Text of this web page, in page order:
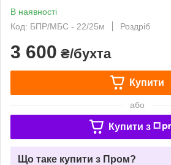
В наявності
Код: БПР/МБС - 22/25м
Роздріб
3 600 ₴/бухта
Купити
або
Купити з
Що таке купити з Пром?